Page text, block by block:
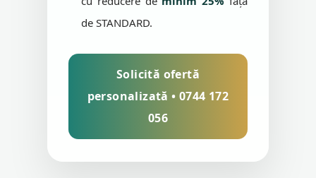
de STANDARD.
Solicită ofertă
personalizată • 0744 172
056